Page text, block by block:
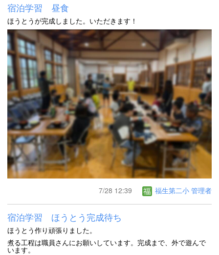
宿泊学習 昼食
ほうとうが完成しました。いただきます！
7/28 12:39 福生第二小 管理者
宿泊学習 ほうとう完成待ち
ほうとう作り頑張りました。
煮る工程は職員さんにお願いしています。完成まで、外で遊んで
います。